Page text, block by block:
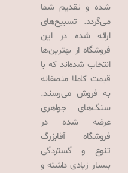
شده و تقدیم شما
می‌گردد. تسبیح‌های
ارائه شده در این
فروشگاه از بهترین‌ها
انتخاب شده‌اند که با
قیمت کاملا منصفانه
به فروش می‌رسند.
سنگ‌های جواهری
عرضه شده در
فروشگاه آقابزرگ
تنوع و گستردگی
بسیار زیادی داشته و